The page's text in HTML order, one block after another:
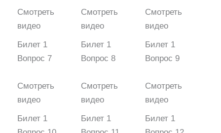
Смотреть
видео
Смотреть
видео
Смотреть
видео
Билет 1
Вопрос 7
Смотреть
видео
Билет 1
Вопрос 8
Смотреть
видео
Билет 1
Вопрос 9
Смотреть
видео
Билет 1
Билет 1
Билет 1